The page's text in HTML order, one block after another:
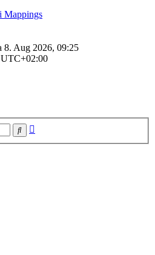
Mappings
8. Aug 2026, 09:25
UTC+02:00
Suche